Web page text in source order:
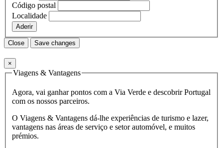
Código postal
Localidade
Aderir
Close Save changes
×
Viagens & Vantagens
Agora, vai ganhar pontos com a Via Verde e descobrir Portugal
com os nossos parceiros.
O Viagens & Vantagens dá-lhe experiências de turismo e lazer,
vantagens nas áreas de serviço e setor automóvel, e muitos
prémios.